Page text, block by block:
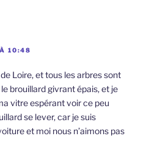
10:48
Loire, et tous les arbres sont
brouillard givrant épais, et je
vitre espérant voir ce peu
se lever, car je suis
et moi nous n’aimons pas